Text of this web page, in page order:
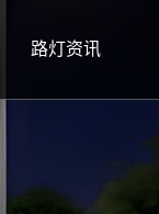
路灯资讯